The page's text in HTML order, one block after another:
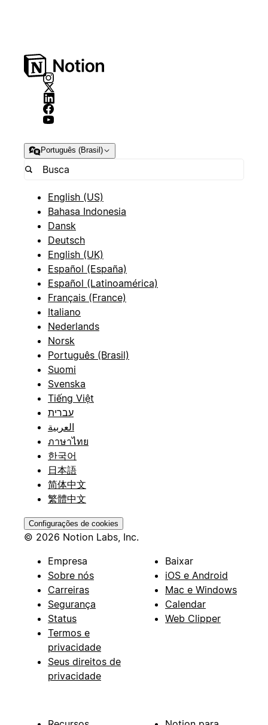
Português (Brasil)
English (US)
Bahasa Indonesia
Dansk
Deutsch
English (UK)
Español (España)
Español (Latinoamérica)
Français (France)
Italiano
Nederlands
Norsk
Português (Brasil)
Suomi
Svenska
Tiếng Việt
עברית
العربية
ภาษาไทย
한국어
日本語
简体中文
繁體中文
Configurações de cookies
© 2026 Notion Labs, Inc.
Empresa
Sobre nós
Carreiras
Segurança
Status
Termos e
privacidade
Seus direitos de
privacidade
Baixar
iOS e Android
Mac e Windows
Calendar
Web Clipper